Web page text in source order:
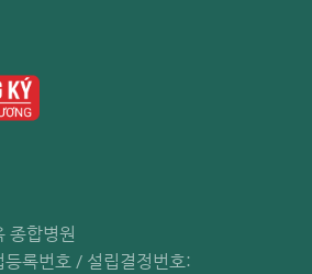
합병원
록번호 / 설립결정번호: